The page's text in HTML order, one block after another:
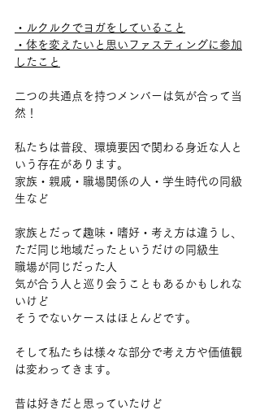
・ルクルクでヨガをしていること
・体を変えたいと思いファスティングに参加
したこと
二つの共通点を持つメンバーは気が合って当
然！
私たちは普段、環境要因で関わる身近な人と
いう存在があります。
家族・親戚・職場関係の人・学生時代の同級
生など
家族とだって趣味・嗜好・考え方は違うし、
ただ同じ地域だったというだけの同級生
職場が同じだった人
気が合う人と巡り会うこともあるかもしれな
いけど
そうでないケースはほとんどです。
そして私たちは様々な部分で考え方や価値観
は変わってきます。
昔は好きだと思っていたけど